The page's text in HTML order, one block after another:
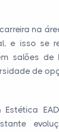
na
e isso se
salões
de
Estética